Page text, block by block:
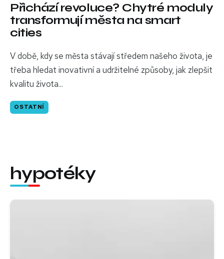
Přichází revoluce? Chytré moduly
transformují města na smart
cities
V době, kdy se města stávají středem našeho života, je
třeba hledat inovativní a udržitelné způsoby, jak zlepšit
kvalitu života...
OSTATNÍ
hypotéky